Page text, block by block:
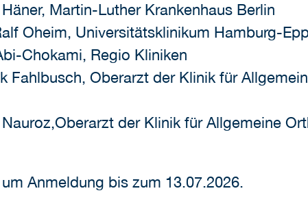
Martin-Luther Krankenhaus Berlin
Oheim, Universitätsklinikum Hamburg-
Chokami, Regio Kliniken
Fahlbusch, Oberarzt der Klinik für
Nauroz,Oberarzt der Klinik für Allgemeine
Anmeldung bis zum 13.07.2026.